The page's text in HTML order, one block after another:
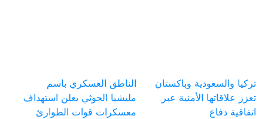
تركيا والسعودية وباكستان
تعزز علاقاتها الأمنية عبر
اتفاقية دفاع
الناطق العسكري باسم
مليشيا الحوثي يعلن استهداف
معسكرات قوات الطوارئ